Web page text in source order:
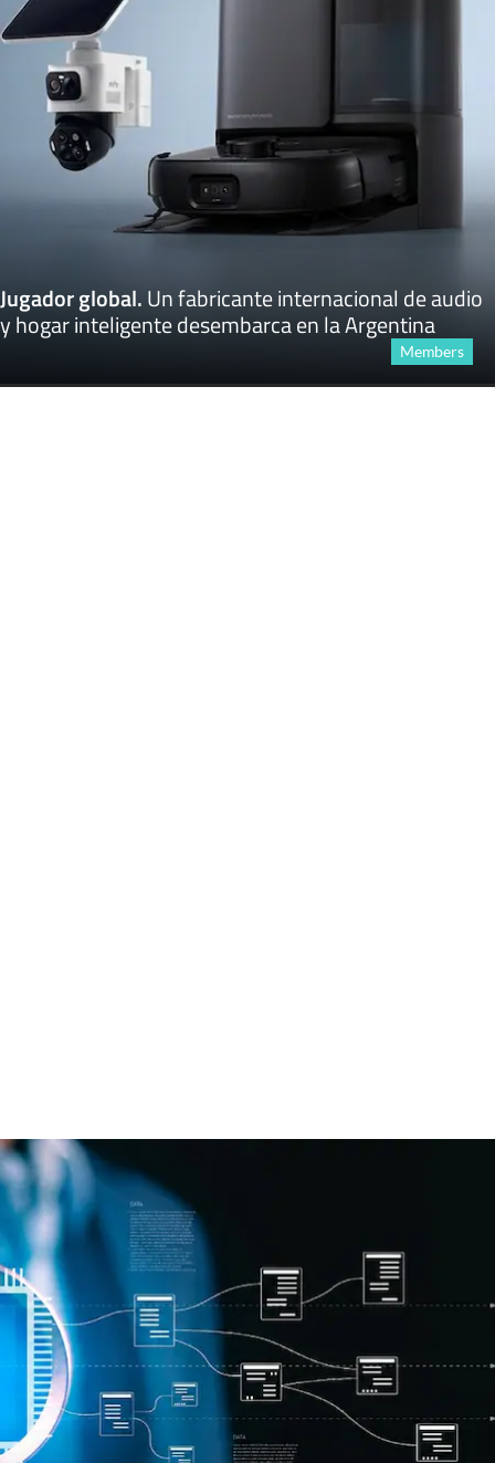
Jugador global.Un fabricante internacional de audio
y hogar inteligente desembarca en la Argentina
Members